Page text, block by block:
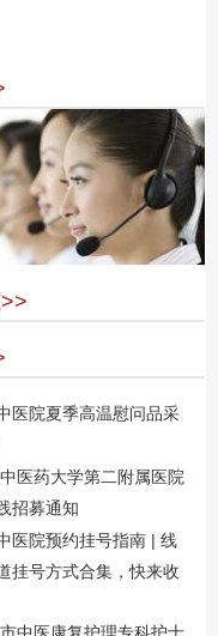
医院夏季高温慰问品采
医药大学第二附属医院
招募通知
医院预约挂号指南 | 线
挂号方式合集，快来收
中医康复护理专科护士